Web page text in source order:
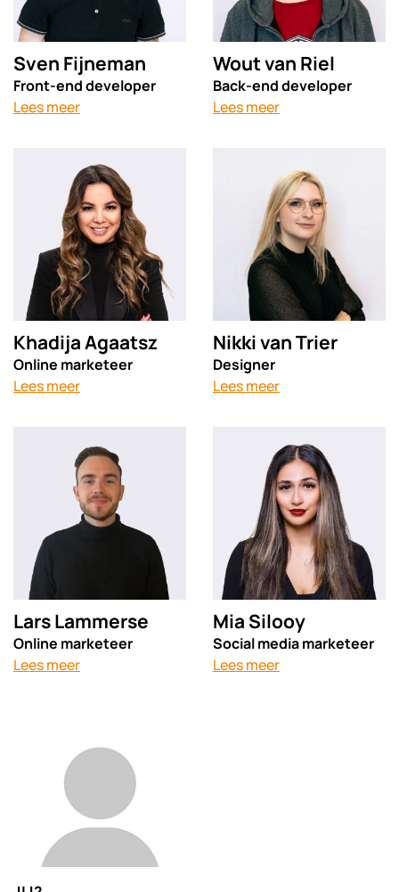
Sven Fijneman
Front-end developer
Lees meer
Wout van Riel
Back-end developer
Lees meer
Khadija Agaatsz
Online marketeer
Lees meer
Nikki van Trier
Designer
Lees meer
Lars Lammerse
Online marketeer
Lees meer
Mia Silooy
Social media marketeer
Lees meer